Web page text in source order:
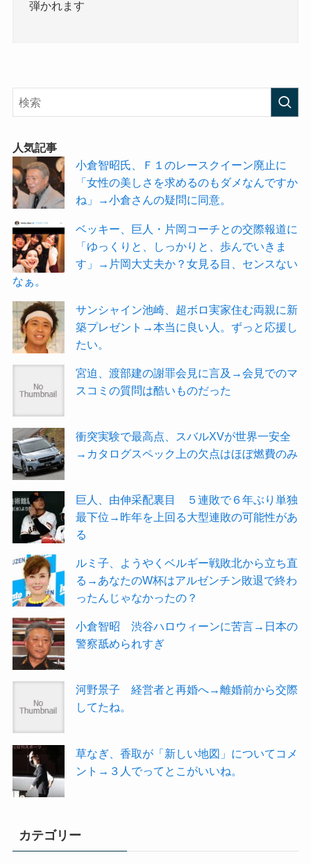
弾かれます
人気記事
小倉智昭氏、Ｆ１のレースクイーン廃止に
「女性の美しさを求めるのもダメなんですか
ね」→小倉さんの疑問に同意。
ベッキー、巨人・片岡コーチとの交際報道に
「ゆっくりと、しっかりと、歩んでいきま
す」→片岡大丈夫か？女見る目、センスない
なぁ。
サンシャイン池崎、超ボロ実家住む両親に新
築プレゼント→本当に良い人。ずっと応援し
たい。
宮迫、渡部建の謝罪会見に言及→会見でのマ
スコミの質問は酷いものだった
衝突実験で最高点、スバルXVが世界一安全
→カタログスペック上の欠点はほぼ燃費のみ
巨人、由伸采配裏目 ５連敗で６年ぶり単独
最下位→昨年を上回る大型連敗の可能性があ
る
ルミ子、ようやくベルギー戦敗北から立ち直
る→あなたのW杯はアルゼンチン敗退で終わ
ったんじゃなかったの？
小倉智昭 渋谷ハロウィーンに苦言→日本の
警察舐められすぎ
河野景子 経営者と再婚へ→離婚前から交際
してたね。
草なぎ、香取が「新しい地図」についてコメ
ント→３人でってとこがいいね。
カテゴリー